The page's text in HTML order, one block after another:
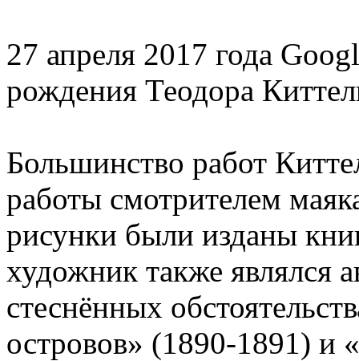
27 апреля 2017 года
рождения Теодора
Большинство работ
работы смотрителем
рисунки были изданы
художник также являлся
стеснённых
островов» (1890-1891) и